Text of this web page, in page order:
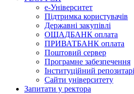
е-Університет
Підтримка користувачів
Державні закупівлі
ОЩАДБАНК оплата
ПРИВАТБАНК оплата
Поштовий сервер
Програмне забезпечення
Інституційний
Сайти університету
Запитати у ректора